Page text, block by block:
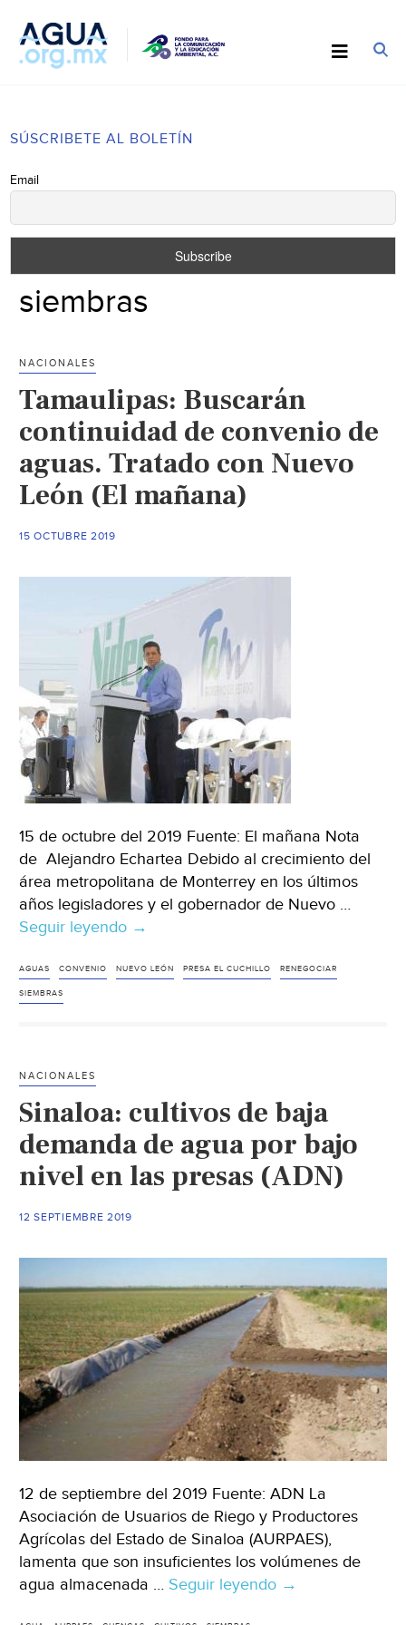
SÚSCRIBETE AL BOLETÍN
Email
siembras
NACIONALES
Tamaulipas: Buscarán
continuidad de convenio de
aguas. Tratado con Nuevo
León (El mañana)
15 OCTUBRE 2019
15 de octubre del 2019 Fuente: El mañana Nota
de Alejandro Echartea Debido al crecimiento del
área metropolitana de Monterrey en los últimos
años legisladores y el gobernador de Nuevo …
Seguir leyendo Tamaulipas:
continuidad
con
Nuevo
León
(El
→
AGUAS CONVENIO NUEVO LEÓN PRESA EL CUCHILLO RENEGOCIAR
SIEMBRAS
NACIONALES
Sinaloa: cultivos de baja
demanda de agua por bajo
nivel en las presas (ADN)
12 SEPTIEMBRE 2019
12 de septiembre del 2019 Fuente: ADN La
Asociación de Usuarios de Riego y Productores
Agrícolas del Estado de Sinaloa (AURPAES),
lamenta que son insuficientes los volúmenes de
agua almacenada … Seguir leyendo Sinaloa:
→